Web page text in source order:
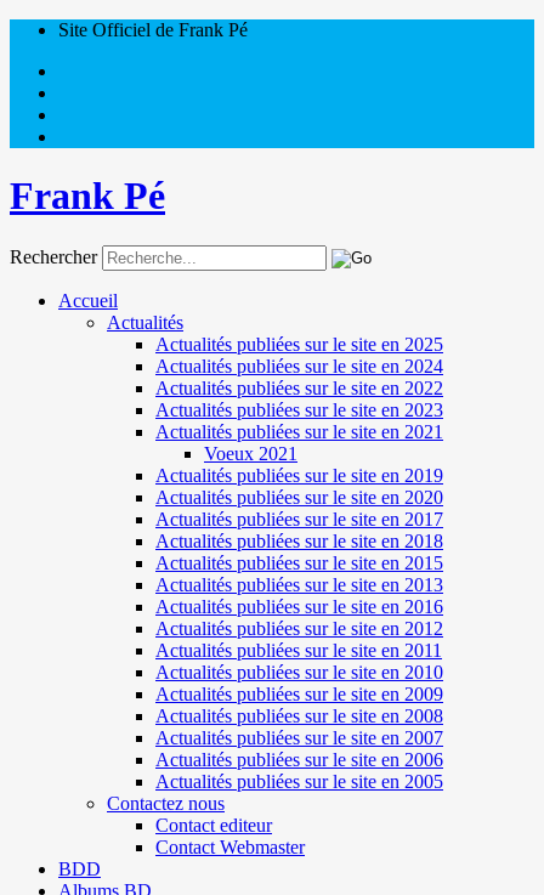
Site Officiel de Frank Pé
Frank Pé
Rechercher
Accueil
Actualités
Actualités publiées sur le site en 2025
Actualités publiées sur le site en 2024
Actualités publiées sur le site en 2022
Actualités publiées sur le site en 2023
Actualités publiées sur le site en 2021
Voeux 2021
Actualités publiées sur le site en 2019
Actualités publiées sur le site en 2020
Actualités publiées sur le site en 2017
Actualités publiées sur le site en 2018
Actualités publiées sur le site en 2015
Actualités publiées sur le site en 2013
Actualités publiées sur le site en 2016
Actualités publiées sur le site en 2012
Actualités publiées sur le site en 2011
Actualités publiées sur le site en 2010
Actualités publiées sur le site en 2009
Actualités publiées sur le site en 2008
Actualités publiées sur le site en 2007
Actualités publiées sur le site en 2006
Actualités publiées sur le site en 2005
Contactez nous
Contact editeur
Contact Webmaster
BDD
Albums BD